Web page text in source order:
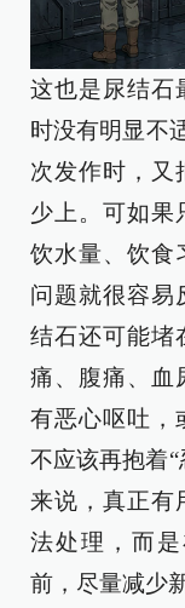
这也是尿结石
时没有明显不
次发作时，又
少上。可如果
饮水量、饮食
问题就很容易
结石还可能堵
痛、腹痛、血
有恶心呕吐，
不应该再抱着
来说，真正有
法处理，而
前，尽量减少